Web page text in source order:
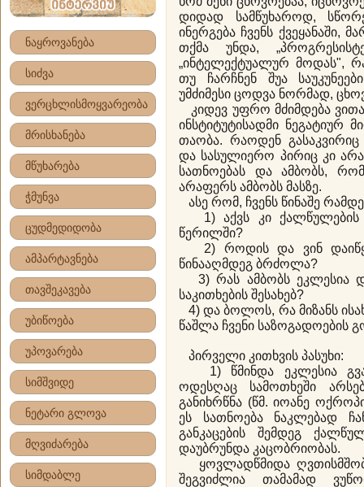
ნაყროვანება
სიძვა
ვერცხლისმოყვარეობა
მრისხანება
მწუხარება
ჭმუნვა
ცუდმედიდობა
ამპარტავნება
თავშეკავება
უბიწოება
უპოვარება
სიმშვიდე
ნეტარი გლოვა
მღვიძარება
სიმდაბლე
დიდად სამწუხაროდ,
ინერგება ჩვენს
თქმა უნდა,
„ინტელექტუალურ მოდას",
თუ ჩარჩნენ შუა
უმძიმესი ცოდვა ნორმად,
კიდევ უფრო მძიმდება
ინსტიტუტისადმი ნეგატიურ
თაობა. რაოდენ
და სასულიერო პირიც კი
სათნოებას და ამბობს,
არაფერს ამბობს მასზე.
ასე რომ, ჩვენს წინაშე
1) აქვს კი ქალწულების
წერილში?
2) როდის და ვინ
წინააღმდეგ ბრძოლა?
3) რას ამბობს ეკლესია
საკითხების შესახებ?
4) და ბოლოს, რა მიზანს
წაშლა ჩვენი საზოგადოების
პირველი კითხვის პასუხი:
1) წმინდა ეკლესია
ოდესღაც სამოთხეში
განიხრწნა (წმ. იოანე
ეს სათნოება ნაკლებად
განკაცების შემდეგ
დაუბრუნდა კაცობრიობას.
ყოვლადწმიდა
შეგვიძლია თამამად